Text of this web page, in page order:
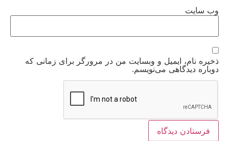
وب‌ سایت
ذخیره نام، ایمیل و وبسایت من در مرورگر برای زمانی که
دوباره دیدگاهی می‌نویسم.